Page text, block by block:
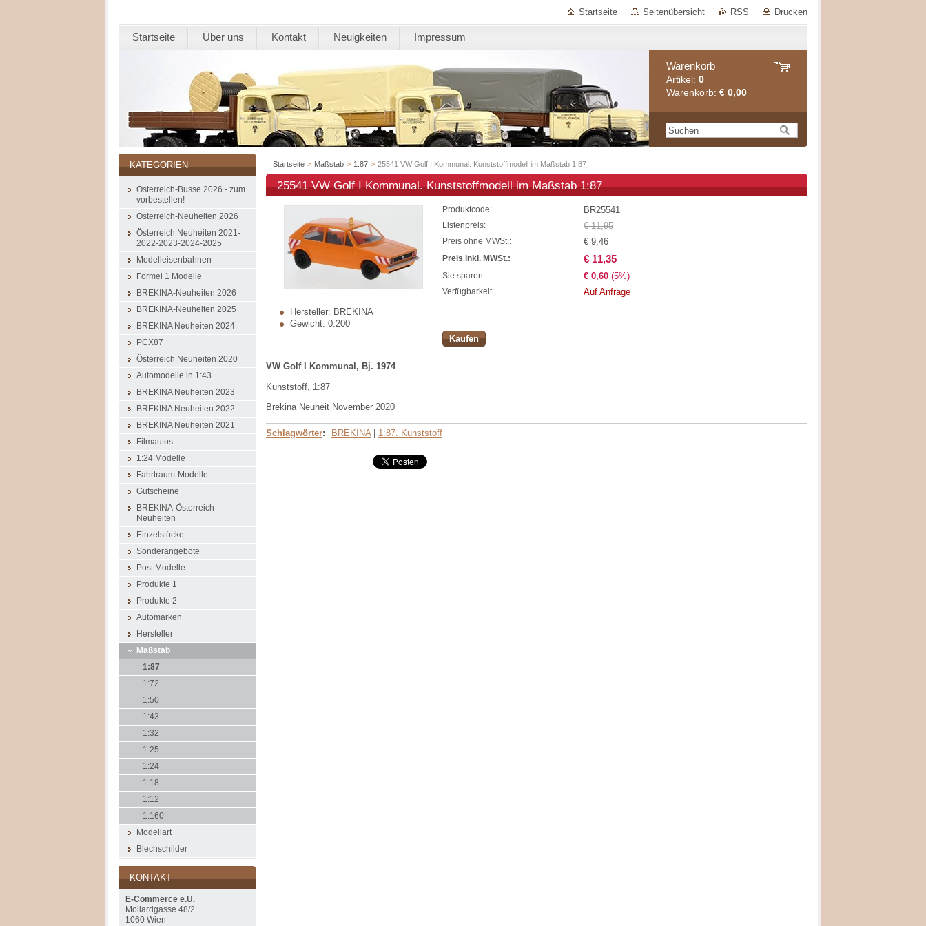
Startseite Seitenübersicht RSS Drucken
Startseite Über uns Kontakt Neuigkeiten Impressum
Warenkorb
Artikel: 0
Warenkorb: € 0,00
Startseite > Maßstab > 1:87 > 25541 VW Golf I Kommunal. Kunststoffmodell im Maßstab 1:87
25541 VW Golf I Kommunal. Kunststoffmodell im Maßstab 1:87
Hersteller: BREKINA
Gewicht: 0.200
Produktcode: BR25541
Listenpreis: € 11,95
Preis ohne MWSt.: € 9,46
Preis inkl. MWSt.: € 11,35
Sie sparen: € 0,60 (5%)
Verfügbarkeit: Auf Anfrage
Kaufen
VW Golf I Kommunal, Bj. 1974
Kunststoff, 1:87
Brekina Neuheit November 2020
Schlagwörter: BREKINA 1:87. Kunststoff
KATEGORIEN
Österreich-Busse 2026 - zum
vorbestellen!
Österreich-Neuheiten 2026
Österreich Neuheiten 2021-
2022-2023-2024-2025
Modelleisenbahnen
Formel 1 Modelle
BREKINA-Neuheiten 2026
BREKINA-Neuheiten 2025
BREKINA Neuheiten 2024
PCX87
Österreich Neuheiten 2020
Automodelle in 1:43
BREKINA Neuheiten 2023
BREKINA Neuheiten 2022
BREKINA Neuheiten 2021
Filmautos
1:24 Modelle
Fahrtraum-Modelle
Gutscheine
BREKINA-Österreich
Neuheiten
Einzelstücke
Sonderangebote
Post Modelle
Produkte 1
Produkte 2
Automarken
Hersteller
Maßstab
1:87
1:72
1:50
1:43
1:32
1:25
1:24
1:18
1:12
1:160
Modellart
Blechschilder
KONTAKT
E-Commerce e.U.
Mollardgasse 48/2
1060 Wien